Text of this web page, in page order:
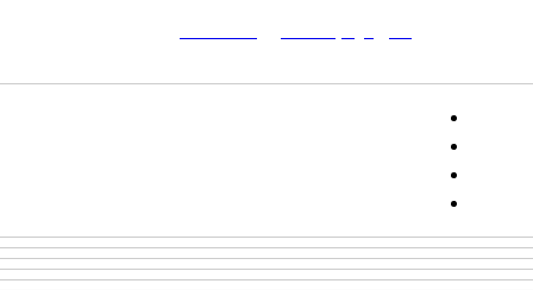
تلفن:
شماره همراه: ۰۹۳۹۳۸۵۵۵۴۴
پیامک: ۱۰۰۰۹۵۴۶۸۹۲۳۱۵
ایمیل: